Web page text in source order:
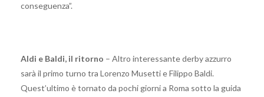
conseguenza”.
Aldi e Baldi, il ritorno – Altro interessante derby azzurro
sarà il primo turno tra Lorenzo Musetti e Filippo Baldi.
Quest’ultimo è tornato da pochi giorni a Roma sotto la guida